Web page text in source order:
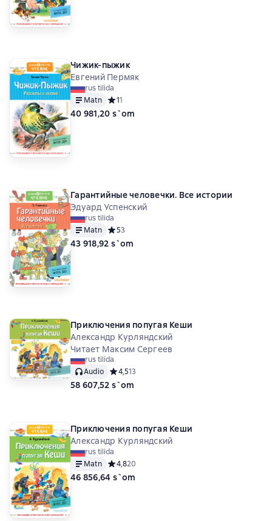
Чижик-пыжик
Евгений Пермяк
rus tilida
Matn
Средний рейтинг 1 на основе 1 оценок
11
40 981,20 s`om
Гарантийные человечки. Все истории
Эдуард Успенский
rus tilida
Matn
Средний рейтинг 5 на основе 3 оценок
53
43 918,92 s`om
Приключения попугая Кеши
Александр Курляндский
Читает Максим Сергеев
rus tilida
Audio
Средний рейтинг 4,5 на основе 13 оценок
4,513
58 607,52 s`om
Приключения попугая Кеши
Александр Курляндский
rus tilida
Matn
Средний рейтинг 4,8 на основе 20 оценок
4,820
46 856,64 s`om